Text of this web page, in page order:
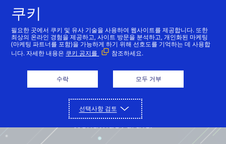
쿠키
필요한 곳에서 쿠키 및 유사 기술을 사용하여 웹사이트를 제공합니다. 또한
최상의 온라인 경험을 제공하고, 사이트 방문을 분석하고, 개인화된 마케팅
(마케팅 파트너를 포함)을 가능하게 하기 위해 선호도를 기억하는 데 사용합
니다. 자세한 내용은 쿠키 공지를 참조하세요.
수락 모두 거부
선택사항 검토